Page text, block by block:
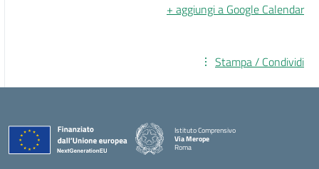
+ aggiungi a Google Calendar
Stampa / Condividi
Istituto Comprensivo
Via Merope
Roma